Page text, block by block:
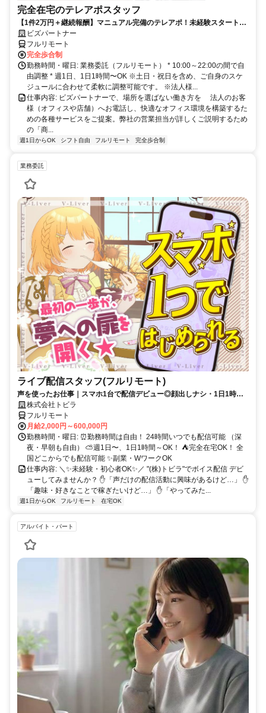
完全在宅のテレアポスタッフ
【1件2万円＋継続報酬】マニュアル完備のテレアポ！未経験スタートの
副業スタッフ活躍中／丁寧なフォロー体制あり
ビズパートナー
フルリモート
完全歩合制
勤務時間・曜日: 業務委託（フルリモート） * 10:00～22:00の間で自
由調整 * 週1日、1日1時間〜OK ※土日・祝日を含め、ご自身のスケ
ジュールに合わせて柔軟に調整可能です。 ※法人様...
仕事内容: ビズパートナーで、場所を選ばない働き方を 法人のお客
様（オフィスや店舗）へお電話し、快適なオフィス環境を構築するた
めの各種サービスをご提案。弊社の営業担当が詳しくご説明するため
の「商...
週1日からOK シフト自由 フルリモート 完全歩合制
業務委託
ライブ配信スタッフ(フルリモート)
声を使ったお仕事｜スマホ1台で配信デビュー◎顔出しナシ・1日1時間
～OK♪
株式会社トビラ
フルリモート
月給2,000円～600,000円
勤務時間・曜日: ⏰勤務時間は自由！ 24時間いつでも配信可能 （深
夜・早朝も自由） ⛅週1日〜、1日1時間～OK！ ⛺完全在宅OK！ 全
国どこからでも配信可能 ✨副業・WワークOK
仕事内容: ＼✨未経験・初心者OK✨／ "(株)トビラ"でボイス配信 デビ
ューしてみませんか？ ✋「声だけの配信活動に興味があるけど…」 ✋
「趣味・好きなことで稼ぎたいけど…」 ✋「やってみた...
週1日からOK フルリモート 在宅OK
アルバイト・パート